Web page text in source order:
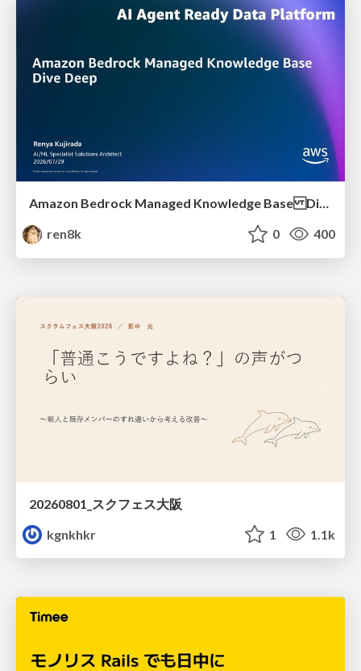
Amazon Bedrock Managed Knowledge Base Dive Deep
ren8k
0 400
20260801_スクフェス大阪
kgnkhkr
1 1.1k